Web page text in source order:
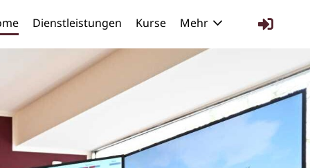
Dienstleistungen Kurse Mehr